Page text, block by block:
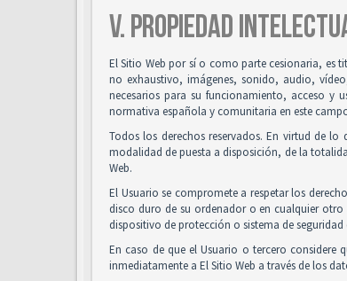
V. PROPIEDAD
El Sitio Web por sí o como parte cesionaria, es
no exhaustivo, imágenes, sonido, audio,
necesarios para su funcionamiento, acceso y
normativa española y comunitaria en este
Todos los derechos reservados. En virtud de
modalidad de puesta a disposición, de la
Web.
El Usuario se compromete a respetar los
disco duro de su ordenador o en cualquier
dispositivo de protección o sistema de
En caso de que el Usuario o tercero
inmediatamente a El Sitio Web a través de los